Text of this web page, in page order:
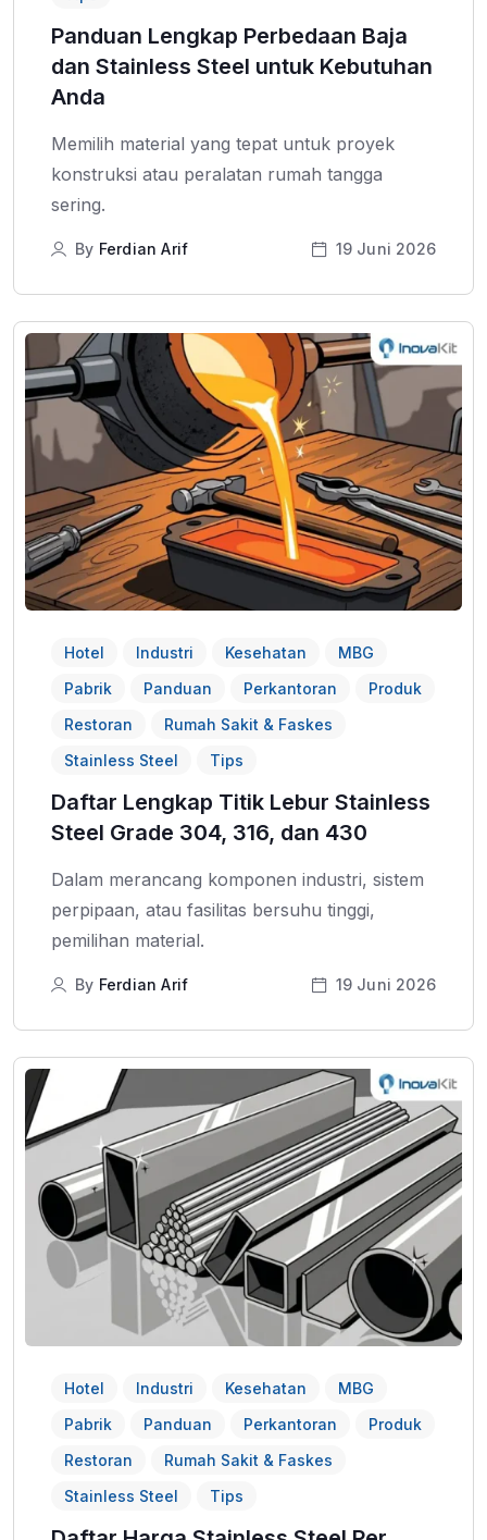
Panduan Lengkap Perbedaan Baja
dan Stainless Steel untuk Kebutuhan
Anda
Memilih material yang tepat untuk proyek
konstruksi atau peralatan rumah tangga
sering.
By Ferdian Arif 19 Juni 2026
Hotel Industri Kesehatan
MBG
Pabrik
Panduan Perkantoran
Produk
Restoran
Rumah Sakit & Faskes
Stainless Steel
Tips
Daftar Lengkap Titik Lebur Stainless
Steel Grade 304, 316, dan 430
Dalam merancang komponen industri, sistem
perpipaan, atau fasilitas bersuhu tinggi,
pemilihan material.
By Ferdian Arif 19 Juni 2026
Hotel Industri Kesehatan
MBG
Pabrik
Panduan Perkantoran
Produk
Restoran
Rumah Sakit & Faskes
Stainless Steel
Tips